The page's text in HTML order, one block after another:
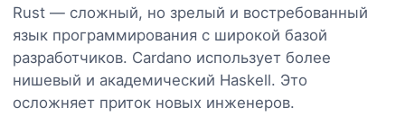
Rust — сложный, но зрелый и востребованный
язык программирования с широкой базой
разработчиков. Cardano использует более
нишевый и академический Haskell. Это
осложняет приток новых инженеров.